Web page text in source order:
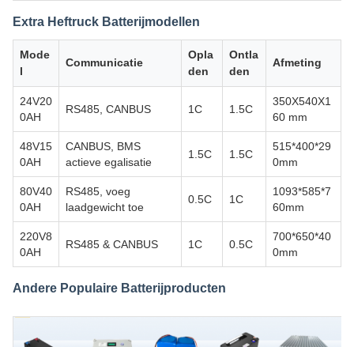
Extra Heftruck Batterijmodellen
Mode
l
Communicatie
Opla
den
Ontla
den
Afmeting
24V20
0AH
RS485, CANBUS 1C 1.5C
350X540X1
60 mm
48V15
0AH
CANBUS, BMS
actieve egalisatie
1.5C 1.5C
515*400*29
0mm
80V40
0AH
RS485, voeg
laadgewicht toe
0.5C 1C
1093*585*7
60mm
220V8
0AH
RS485 & CANBUS 1C 0.5C
700*650*40
0mm
Andere Populaire Batterijproducten